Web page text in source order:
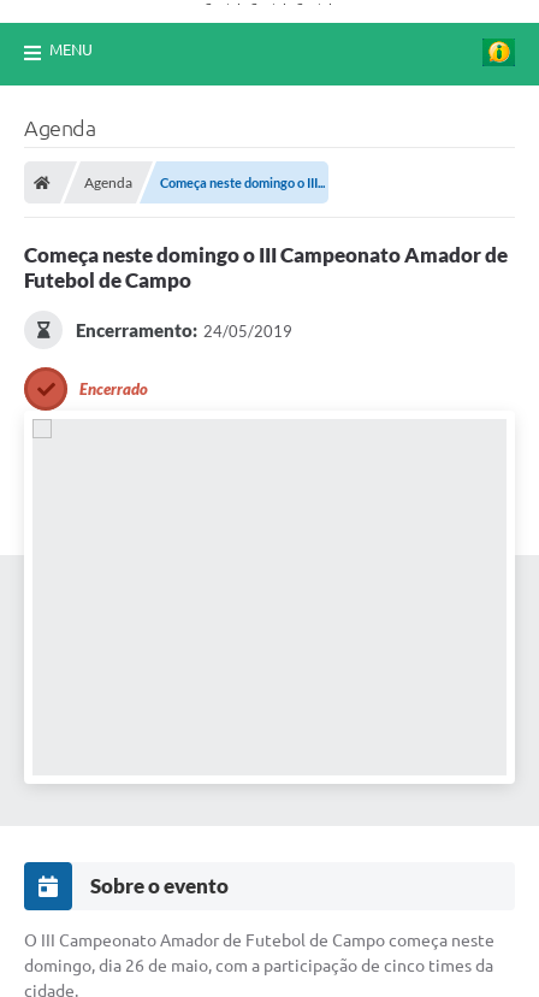
MENU
Agenda
Agenda Começa neste domingo o III...
Começa neste domingo o III Campeonato Amador de
Futebol de Campo
Encerramento: 24/05/2019
Encerrado
Sobre o evento
O III Campeonato Amador de Futebol de Campo começa neste
domingo, dia 26 de maio, com a participação de cinco times da
cidade.